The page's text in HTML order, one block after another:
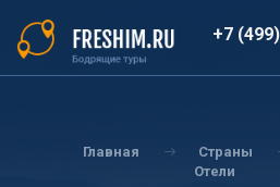
основному
содержанию
+7
Главная Страны
Отели